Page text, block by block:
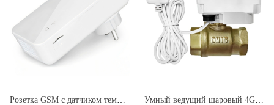
Умный ведущий шаровый 4G, GSM кран с электроприводом, радиоканальным подключением и проводным датчиком протечки воды SimPal-V640